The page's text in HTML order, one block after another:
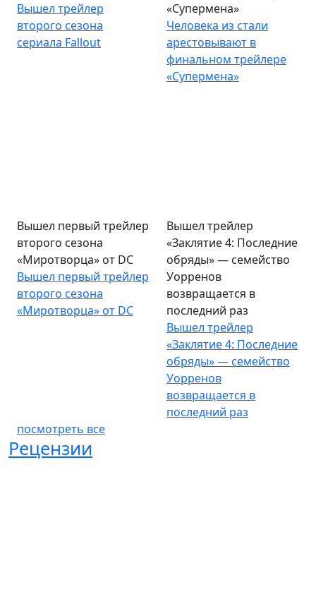
Вышел трейлер
второго сезона
сериала Fallout
«Супермена»
Человека из стали
арестовывают в
финальном трейлере
«Супермена»
Вышел первый трейлер
второго сезона
«Миротворца» от DC
Вышел первый трейлер
второго сезона
«Миротворца» от DC
Вышел трейлер
«Заклятие 4: Последние
обряды» — семейство
Уорренов
возвращается в
последний раз
Вышел трейлер
«Заклятие 4: Последние
обряды» — семейство
Уорренов
возвращается в
последний раз
посмотреть все
Рецензии